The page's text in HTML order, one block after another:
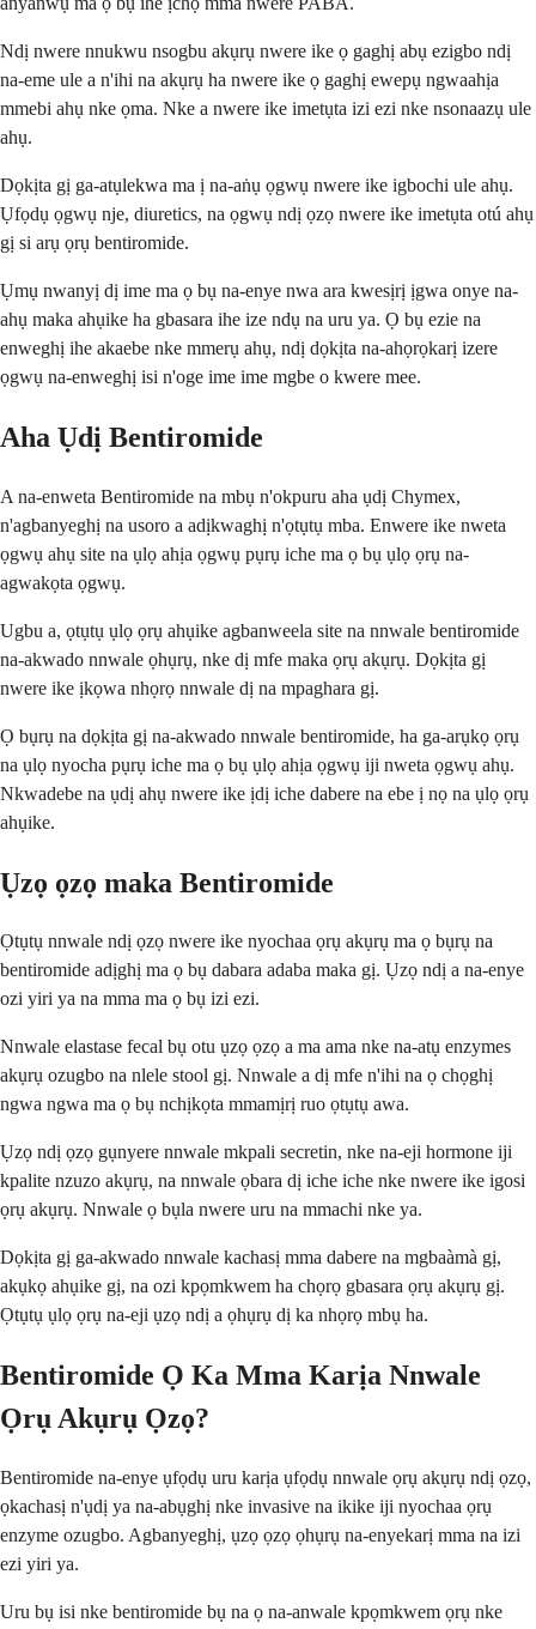
Ndị nwere nnukwu nsogbu akụrụ nwere ike ọ gaghị abụ ezigbo ndị
na-eme ule a n'ihi na akụrụ ha nwere ike ọ gaghị ewepụ ngwaahịa
mmebi ahụ nke ọma. Nke a nwere ike imetụta izi ezi nke nsonaazụ ule
ahụ.
Dọkịta gị ga-atụlekwa ma ị na-aṅụ ọgwụ nwere ike igbochi ule ahụ.
Ụfọdụ ọgwụ nje, diuretics, na ọgwụ ndị ọzọ nwere ike imetụta otú ahụ
gị si arụ ọrụ bentiromide.
Ụmụ nwanyị dị ime ma ọ bụ na-enye nwa ara kwesịrị ịgwa onye na-
ahụ maka ahụike ha gbasara ihe ize ndụ na uru ya. Ọ bụ ezie na
enweghị ihe akaebe nke mmerụ ahụ, ndị dọkịta na-ahọrọkarị izere
ọgwụ na-enweghị isi n'oge ime ime mgbe o kwere mee.
Aha Ụdị Bentiromide
A na-enweta Bentiromide na mbụ n'okpuru aha ụdị Chymex,
n'agbanyeghị na usoro a adịkwaghị n'ọtụtụ mba. Enwere ike nweta
ọgwụ ahụ site na ụlọ ahịa ọgwụ pụrụ iche ma ọ bụ ụlọ ọrụ na-
agwakọta ọgwụ.
Ugbu a, ọtụtụ ụlọ ọrụ ahụike agbanweela site na nnwale bentiromide
na-akwado nnwale ọhụrụ, nke dị mfe maka ọrụ akụrụ. Dọkịta gị
nwere ike ịkọwa nhọrọ nnwale dị na mpaghara gị.
Ọ bụrụ na dọkịta gị na-akwado nnwale bentiromide, ha ga-arụkọ ọrụ
na ụlọ nyocha pụrụ iche ma ọ bụ ụlọ ahịa ọgwụ iji nweta ọgwụ ahụ.
Nkwadebe na ụdị ahụ nwere ike ịdị iche dabere na ebe ị nọ na ụlọ ọrụ
ahụike.
Ụzọ ọzọ maka Bentiromide
Ọtụtụ nnwale ndị ọzọ nwere ike nyochaa ọrụ akụrụ ma ọ bụrụ na
bentiromide adịghị ma ọ bụ dabara adaba maka gị. Ụzọ ndị a na-enye
ozi yiri ya na mma ma ọ bụ izi ezi.
Nnwale elastase fecal bụ otu ụzọ ọzọ a ma ama nke na-atụ enzymes
akụrụ ozugbo na nlele stool gị. Nnwale a dị mfe n'ihi na ọ chọghị
ngwa ngwa ma ọ bụ nchịkọta mmamịrị ruo ọtụtụ awa.
Ụzọ ndị ọzọ gụnyere nnwale mkpali secretin, nke na-eji hormone iji
kpalite nzuzo akụrụ, na nnwale ọbara dị iche iche nke nwere ike igosi
ọrụ akụrụ. Nnwale ọ bụla nwere uru na mmachi nke ya.
Dọkịta gị ga-akwado nnwale kachasị mma dabere na mgbaàmà gị,
akụkọ ahụike gị, na ozi kpọmkwem ha chọrọ gbasara ọrụ akụrụ gị.
Ọtụtụ ụlọ ọrụ na-eji ụzọ ndị a ọhụrụ dị ka nhọrọ mbụ ha.
Bentiromide Ọ Ka Mma Karịa Nnwale
Ọrụ Akụrụ Ọzọ?
Bentiromide na-enye ụfọdụ uru karịa ụfọdụ nnwale ọrụ akụrụ ndị ọzọ,
ọkachasị n'ụdị ya na-abụghị nke invasive na ikike iji nyochaa ọrụ
enzyme ozugbo. Agbanyeghị, ụzọ ọzọ ọhụrụ na-enyekarị mma na izi
ezi yiri ya.
Uru bụ isi nke bentiromide bụ na ọ na-anwale kpọmkwem ọrụ nke